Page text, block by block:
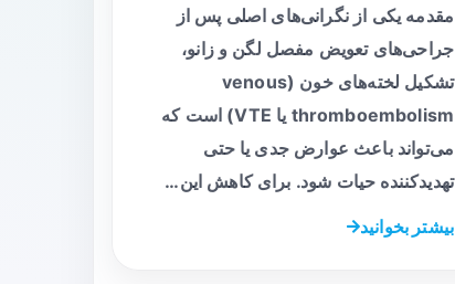
مقدمه یکی از نگرانی‌های اصلی پس از
جراحی‌های تعویض مفصل لگن و زانو،
تشکیل لخته‌های خون (venous
thromboembolism یا VTE) است که
می‌تواند باعث عوارض جدی یا حتی
تهدیدکننده حیات شود. برای کاهش این…
بیشتر بخوانید